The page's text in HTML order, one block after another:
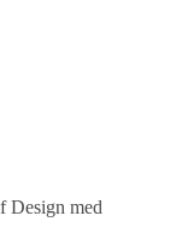
Design med